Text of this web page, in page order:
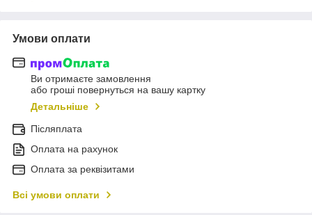
Умови оплати
Ви отримаєте замовлення
або гроші повернуться на вашу картку
Детальніше
Післяплата
Оплата на рахунок
Оплата за реквізитами
Всі умови оплати